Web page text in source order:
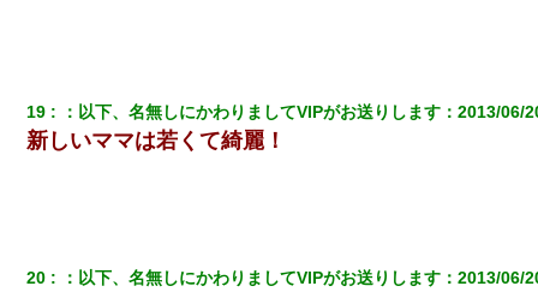
兄の新しい嫁がやらかしすぎて辛い。当たり前のように実家や姪
19 ： 以下、名無しにかわりましてVIPがお送りします ：2013/06/
新しいママは若くて綺麗！
20 ： 以下、名無しにかわりましてVIPがお送りします ：2013/06/